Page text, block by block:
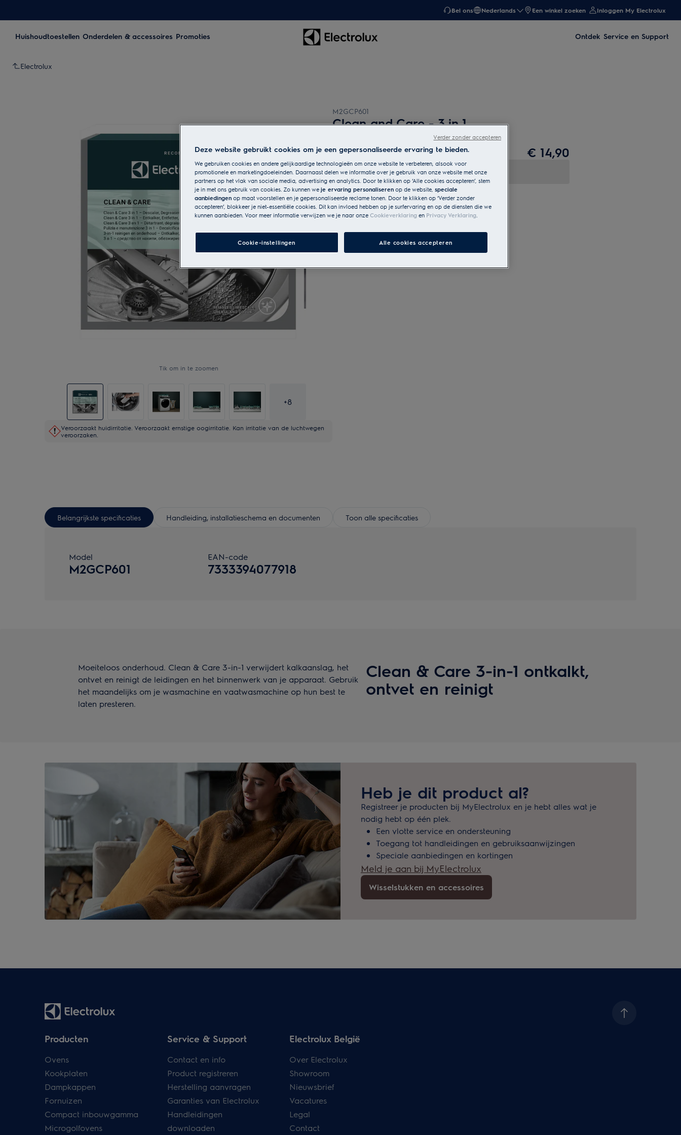
Bel ons Nederlands Een winkel zoeken Inloggen My Electrolux
Huishoudtoestellen Onderdelen & accessoires Promoties Ontdek Service en Support
Electrolux
Tik om in te zoomen
+8
Veroorzaakt huidirritatie. Veroorzaakt ernstige oogirritatie. Kan irritatie van de luchtwegen
veroorzaken.
M2GCP601
Clean and Care - 3 in 1
€ 14,90
Belangrijkste specificaties Handleiding, installatieschema en documenten Toon alle specificaties
Model
M2GCP601
EAN-code
7333394077918
Clean & Care 3-in-1 ontkalkt,
ontvet en reinigt
Moeiteloos onderhoud. Clean & Care 3-in-1 verwijdert kalkaanslag, het
ontvet en reinigt de leidingen en het binnenwerk van je apparaat. Gebruik
het maandelijks om je wasmachine en vaatwasmachine op hun best te
laten presteren.
Heb je dit product al?
Registreer je producten bij MyElectrolux en je hebt alles wat je
nodig hebt op één plek.
Een vlotte service en ondersteuning
Toegang tot handleidingen en gebruiksaanwijzingen
Speciale aanbiedingen en kortingen
Meld je aan bij MyElectrolux
Wisselstukken en accessoires
Producten
Ovens
Kookplaten
Dampkappen
Fornuizen
Compact inbouwgamma
Microgolfovens
Service & Support
Contact en info
Product registreren
Herstelling aanvragen
Garanties van Electrolux
Handleidingen
downloaden
Electrolux België
Over Electrolux
Showroom
Nieuwsbrief
Vacatures
Legal
Contact
Deze website gebruikt cookies om je een gepersonaliseerde ervaring te bieden.
We gebruiken cookies en andere gelijkaardige technologieën om onze website te verbeteren, alsook voor
promotionele en marketingdoeleinden. Daarnaast delen we informatie over je gebruik van onze website met onze
partners op het vlak van sociale media, advertising en analytics. Door te klikken op ‘Alle cookies accepteren’, stem
je in met ons gebruik van cookies. Zo kunnen we je ervaring personaliseren op de website, speciale
aanbiedingen op maat voorstellen en je gepersonaliseerde reclame tonen. Door te klikken op ‘Verder zonder
accepteren’, blokkeer je niet-essentiële cookies. Dit kan invloed hebben op je surfervaring en op de diensten die we
kunnen aanbieden. Voor meer informatie verwijzen we je naar onze Cookieverklaring en Privacy Verklaring
Cookie-instellingen Alle cookies accepteren
Verder zonder accepteren